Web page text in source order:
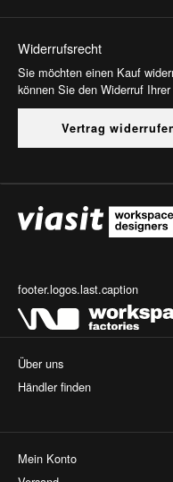
Widerrufsrecht
Sie möchten einen Kauf
können Sie den Widerruf
Vertrag
footer.logos.last.caption
Über uns
Händler finden
Mein Konto